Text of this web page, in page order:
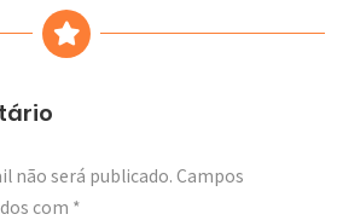
não será publicado. Campos
com *